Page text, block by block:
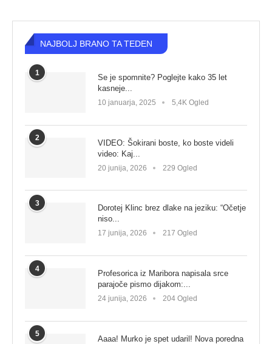
NAJBOLJ BRANO TA TEDEN
1
Se je spomnite? Poglejte kako 35 let
kasneje...
10 januarja, 2025 5,4K Ogled
2
VIDEO: Šokirani boste, ko boste videli
video: Kaj...
20 junija, 2026 229 Ogled
3
Dorotej Klinc brez dlake na jeziku: “Očetje
niso...
17 junija, 2026 217 Ogled
4
Profesorica iz Maribora napisala srce
parajoče pismo dijakom:...
24 junija, 2026 204 Ogled
5
Aaaa! Murko je spet udaril! Nova poredna